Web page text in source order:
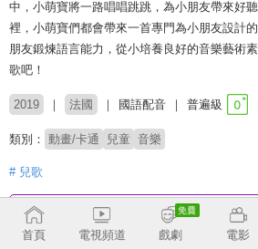
中，小萌寶將一路唱唱跳跳，為小朋友帶來好
裡，小萌寶們都會帶來一首專門為小朋友設計
朋友鍛煉語言能力，從小培養良好的音樂藝術
歌吧！
2019 法國 國語配音 普遍級
類別： 動畫/卡通 兒童 音樂
# 兒歌
收回
首頁
電視頻道 戲劇 電影